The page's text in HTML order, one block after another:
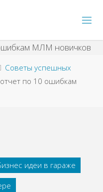
Советы успешных
по 10 ошибкам
идеи в гараже